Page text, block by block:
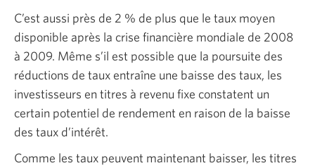
C’est aussi près de 2 % de plus que le taux moyen
disponible après la crise financière mondiale de 2008
à 2009. Même s’il est possible que la poursuite des
réductions de taux entraîne une baisse des taux, les
investisseurs en titres à revenu fixe constatent un
certain potentiel de rendement en raison de la baisse
des taux d’intérêt.
Comme les taux peuvent maintenant baisser, les titres